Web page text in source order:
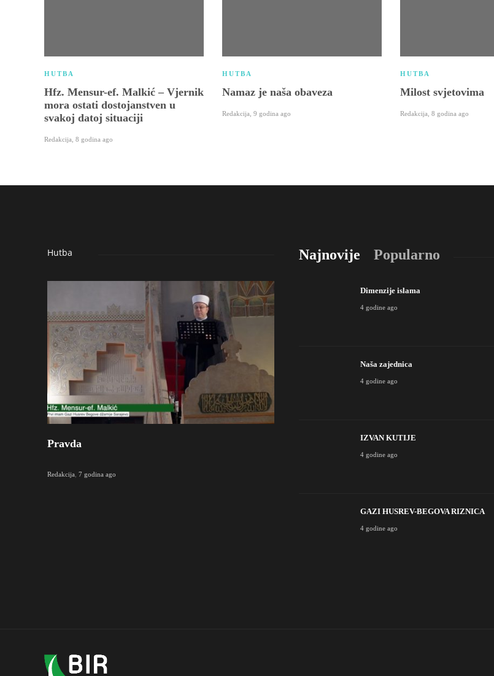
HUTBA
Hfz. Mensur-ef. Malkić – Vjernik
mora ostati dostojanstven u
svakoj datoj situaciji
Redakcija 8 godina ago
HUTBA
Namaz je naša obaveza
Redakcija 9 godina ago
HUTBA
Milost svjetovima
Redakcija 8 godina ago
Hutba
Pravda
Redakcija, 7 godina ago
Najnovije Popularno
Dimenzije islama
4 godine ago
Naša zajednica
4 godine ago
IZVAN KUTIJE
4 godine ago
GAZI HUSREV-BEGOVA RIZNICA
4 godine ago